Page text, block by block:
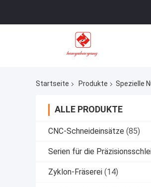
Startseite Produkte Spezielle
ALLE PRODUKTE
CNC-Schneideinsätze (85)
Serien für die
Zyklon-Fräserei (14)